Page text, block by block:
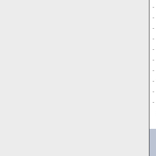
-
-
-
-
-
-
-
-
-
-